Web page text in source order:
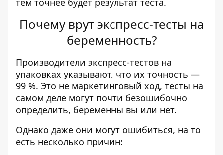
тем точнее будет результат теста.
Почему врут экспресс-тесты на
беременность?
Производители экспресс-тестов на
упаковках указывают, что их точность —
99 %. Это не маркетинговый ход, тесты на
самом деле могут почти безошибочно
определить, беременны вы или нет.
Однако даже они могут ошибиться, на то
есть несколько причин: